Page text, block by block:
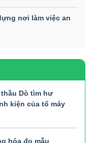
nơi làm việc an
Dò tìm hư
kiện của tổ máy
hóa đo mẫu